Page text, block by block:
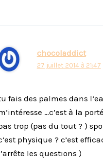
chocoladdict
27 juillet 2014 à 21:47
fais des palmes dans
…c’est à la
trop (pas du tout ? )
physique ? c’est
les questions )